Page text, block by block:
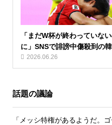
「まだW杯が終わっていな
に」SNSで誹謗中傷殺到の
2026.06.26
話題の議論
「メッシ特権があるようだ。